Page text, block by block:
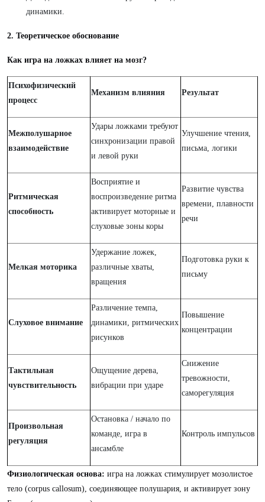
динамики.
2. Теоретическое обоснование
Как игра на ложках влияет на мозг?
Психофизический
процесс
Механизм влияния Результат
Межполушарное
взаимодействие
Удары ложками требуют
синхронизации правой
и левой руки
Улучшение чтения,
письма, логики
Ритмическая
способность
Восприятие и
воспроизведение ритма
активирует моторные и
слуховые зоны коры
Развитие чувства
времени, плавности
речи
Мелкая моторика
Удержание ложек,
различные хваты,
вращения
Подготовка руки к
письму
Слуховое внимание
Различение темпа,
динамики, ритмических
рисунков
Повышение
концентрации
Тактильная
чувствительность
Ощущение дерева,
вибрации при ударе
Снижение
тревожности,
саморегуляция
Произвольная
регуляция
Остановка / начало по
команде, игра в
ансамбле
Контроль импульсов
Физиологическая основа: игра на ложках стимулирует мозолистое
тело (corpus callosum), соединяющее полушария, и активирует зону